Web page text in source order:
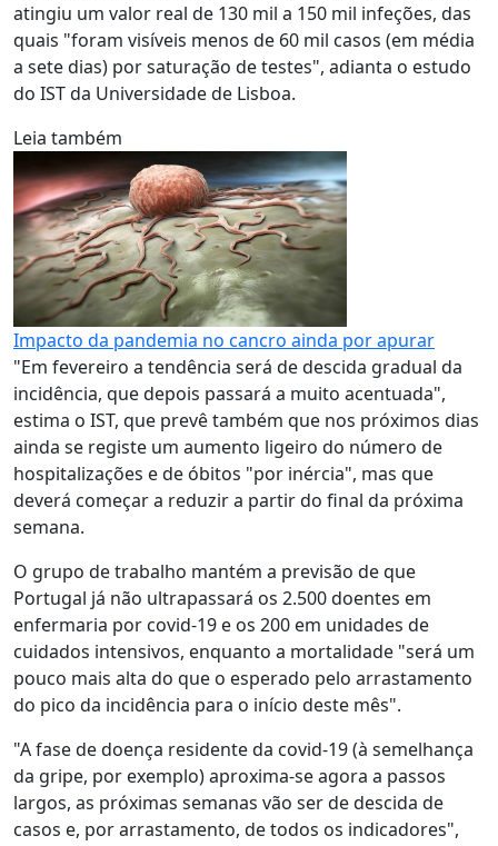
atingiu um valor real de 130 mil a 150 mil infeções, das
quais "foram visíveis menos de 60 mil casos (em média
a sete dias) por saturação de testes", adianta o estudo
do IST da Universidade de Lisboa.
Leia também
Impacto da pandemia no cancro ainda por apurar
"Em fevereiro a tendência será de descida gradual da
incidência, que depois passará a muito acentuada",
estima o IST, que prevê também que nos próximos dias
ainda se registe um aumento ligeiro do número de
hospitalizações e de óbitos "por inércia", mas que
deverá começar a reduzir a partir do final da próxima
semana.
O grupo de trabalho mantém a previsão de que
Portugal já não ultrapassará os 2.500 doentes em
enfermaria por covid-19 e os 200 em unidades de
cuidados intensivos, enquanto a mortalidade "será um
pouco mais alta do que o esperado pelo arrastamento
do pico da incidência para o início deste mês".
"A fase de doença residente da covid-19 (à semelhança
da gripe, por exemplo) aproxima-se agora a passos
largos, as próximas semanas vão ser de descida de
casos e, por arrastamento, de todos os indicadores",